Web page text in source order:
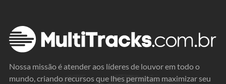
Nossa missão é atender aos líderes de louvor em todo o
mundo, criando recursos que lhes permitam maximizar seu